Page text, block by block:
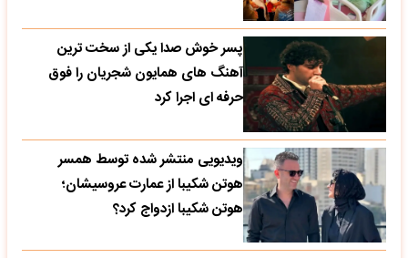
پسر خوش صدا یکی از سخت ترین
آهنگ های همایون شجریان را فوق
حرفه ای اجرا کرد
ویدیویی منتشر شده توسط همسر
هوتن شکیبا از عمارت عروسیشان؛
هوتن شکیبا ازدواج کرد؟